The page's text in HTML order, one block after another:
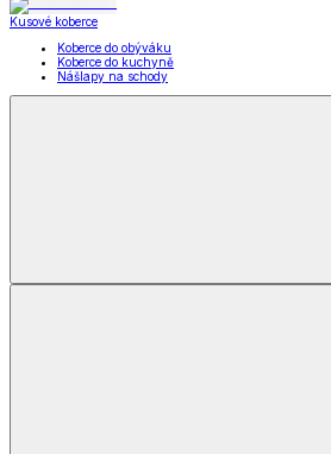
Kusové koberce
Koberce do obýváku
Koberce do kuchyně
Nášlapy na schody